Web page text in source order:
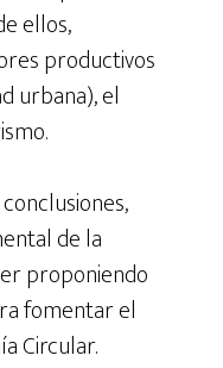
ellos,
productivos
urbana), el
de la
proponiendo
fomentar el
Circular.